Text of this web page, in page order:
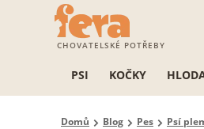
CHOVATELSKÉ POTŘEBY
PSI KOČKY
Domů Blog Pes Psí